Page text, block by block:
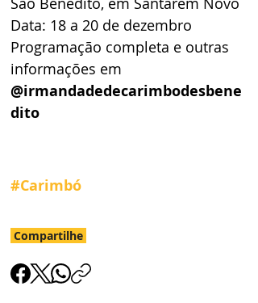
Data: 18 a 20 de dezembro
Programação completa e outras
informações em
@irmandadedecarimbodesbene
dito
#Carimbó
Compartilhe